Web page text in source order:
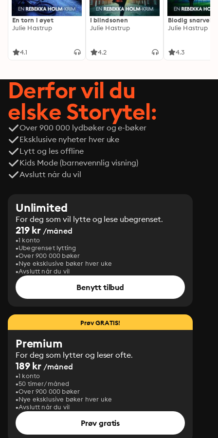
En torn i øyet
Julie Hastrup
4.1
I blindsonen
Julie Hastrup
4.2
Blodig snarvei
Julie Hastrup
4.3
Derfor vil du
elske Storytel:
Over 900 000 lydbøker og e-bøker
Eksklusive nyheter hver uke
Lytt og les offline
Kids Mode (barnevennlig visning)
Avslutt når du vil
Unlimited
For deg som vil lytte og lese ubegrenset.
219 kr /måned
1 konto
Ubegrenset lytting
Over 900 000 bøker
Nye eksklusive bøker hver uke
Avslutt når du vil
Benytt tilbud
Prøv GRATIS!
Premium
For deg som lytter og leser ofte.
189 kr /måned
1 konto
50 timer/måned
Over 900 000 bøker
Nye eksklusive bøker hver uke
Avslutt når du vil
Prøv gratis